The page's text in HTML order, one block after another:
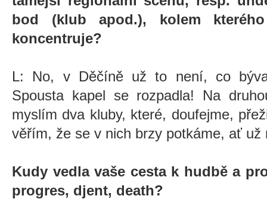
bod (klub apod.), kolem
koncentruje?
L: No, v Děčíně už to není, co
Spousta kapel se rozpadla! Na
myslím dva kluby, které, doufejme,
věřím, že se v nich brzy potkáme, ať už
Kudy vedla vaše cesta k hudbě a
progres, djent, death?